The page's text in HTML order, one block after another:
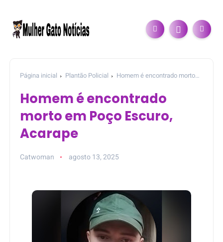
Página inicial Plantão Policial
Homem é encontrado morto
Homem é encontrado
morto em Poço Escuro,
Acarape
Catwoman agosto 13, 2025